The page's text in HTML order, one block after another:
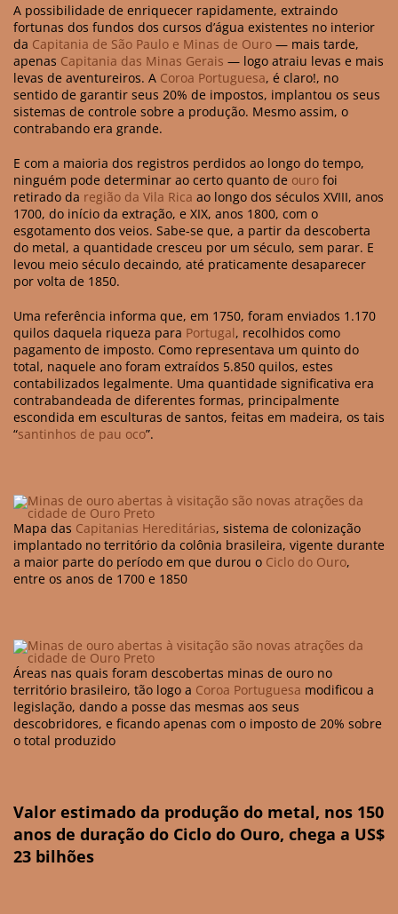
A possibilidade de enriquecer rapidamente, extraindo
fortunas dos fundos dos cursos d’água existentes no interior
da Capitania de São Paulo e Minas de Ouro — mais tarde,
apenas Capitania das Minas Gerais — logo atraiu levas e mais
levas de aventureiros. A Coroa Portuguesa, é claro!, no
sentido de garantir seus 20% de impostos, implantou os seus
sistemas de controle sobre a produção. Mesmo assim, o
contrabando era grande.
E com a maioria dos registros perdidos ao longo do tempo,
ninguém pode determinar ao certo quanto de ouro foi
retirado da região da Vila Rica ao longo dos séculos XVIII, anos
1700, do início da extração, e XIX, anos 1800, com o
esgotamento dos veios. Sabe-se que, a partir da descoberta
do metal, a quantidade cresceu por um século, sem parar. E
levou meio século decaindo, até praticamente desaparecer
por volta de 1850.
Uma referência informa que, em 1750, foram enviados 1.170
quilos daquela riqueza para Portugal, recolhidos como
pagamento de imposto. Como representava um quinto do
total, naquele ano foram extraídos 5.850 quilos, estes
contabilizados legalmente. Uma quantidade significativa era
contrabandeada de diferentes formas, principalmente
escondida em esculturas de santos, feitas em madeira, os tais
“santinhos de pau oco”.
Mapa das Capitanias Hereditárias, sistema de colonização
implantado no território da colônia brasileira, vigente durante
a maior parte do período em que durou o Ciclo do Ouro,
entre os anos de 1700 e 1850
Áreas nas quais foram descobertas minas de ouro no
território brasileiro, tão logo a Coroa Portuguesa modificou a
legislação, dando a posse das mesmas aos seus
descobridores, e ficando apenas com o imposto de 20% sobre
o total produzido
Valor estimado da produção do metal, nos 150
anos de duração do Ciclo do Ouro, chega a US$
23 bilhões